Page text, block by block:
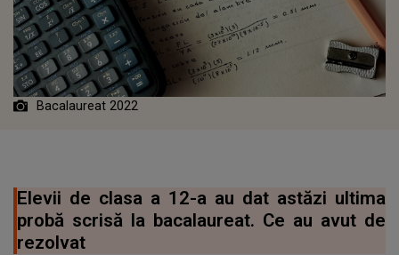
Bacalaureat 2022
Elevii de clasa a 12-a au dat astăzi ultima
probă scrisă la bacalaureat. Ce au avut de
rezolvat